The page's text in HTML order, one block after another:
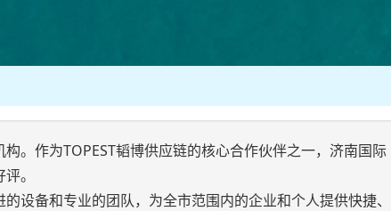
。作为TOPEST韬博供应链的核心合作伙伴之一，济南国际
。
设备和专业的团队，为全市范围内的企业和个人提供快捷、